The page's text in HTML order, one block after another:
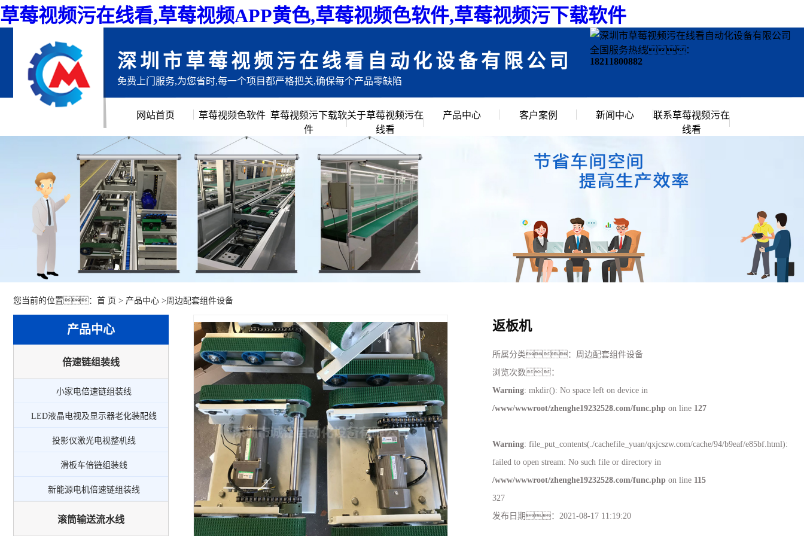
草莓视频污在线看,草莓视频APP黄色,草莓视频色软件,草莓视频污下载软件
深圳市草莓视频污在线看自动化设备有限公司
免费上门服务,为您省时,每一个项目都严格把关,确保每个产品零缺陷
全国服务热线：
18211800882
网站首页 草莓视频色软件 草莓视频污下载软
件
关于草莓视频污在
线看
公司简介
企业文化
创始人说
公司环境
产品中心
LED液晶电视及显示器老化装配线
投影仪激光电视整机线
新能源电机倍速链组装线
PACK滚筒输送线
倍速链输送线
客户案例 新闻中心
行业资讯
常见问题
公司新闻
联系草莓视频污在
线看
您当前的位置： 首 页 > 产品中心 >周边配套组件设备
产品中心
倍速链组装线
小家电倍速链组装线
LED液晶电视及显示器老化装配线
投影仪激光电视整机线
滑板车倍链组装线
新能源电机倍速链组装线
滚筒输送流水线
返板机
所属分类： 周边配套组件设备
浏览次数：
Warning: mkdir(): No space left on device in
/www/wwwroot/zhenghe19232528.com/func.phpon line 127
Warning: file_put_contents(./cachefile_yuan/qxjcszw.com/cache/94/b9eaf/e85bf.html):
failed to open stream: No such file or directory in
/www/wwwroot/zhenghe19232528.com/func.phpon line 115
327
发布日期： 2021-08-17 11:19:20